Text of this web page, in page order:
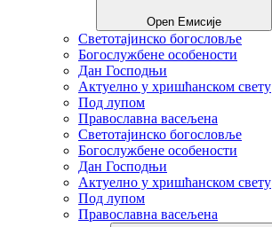
Open Емисије
Светотајинско богословље
Богослужбене особености
Дан Господњи
Актуелно у хришћанском свету
Под лупом
Православна васељена
Светотајинско богословље
Богослужбене особености
Дан Господњи
Актуелно у хришћанском свету
Под лупом
Православна васељена